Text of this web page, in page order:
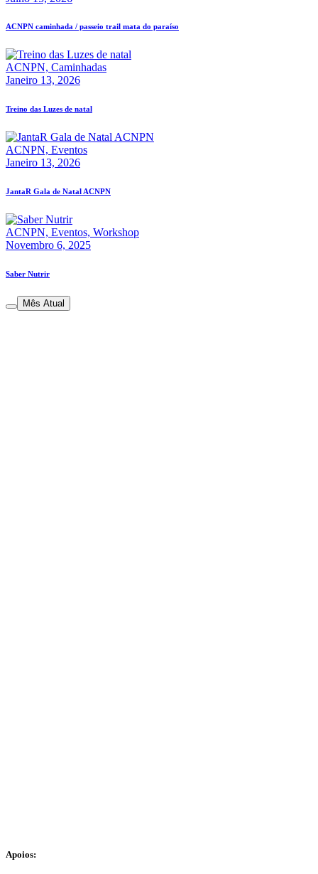
ACNPN caminhada / passeio trail mata do paraíso
ACNPN, Caminhadas
Janeiro 13, 2026
Treino das Luzes de natal
ACNPN, Eventos
Janeiro 13, 2026
JantaR Gala de Natal ACNPN
ACNPN, Eventos, Workshop
Novembro 6, 2025
Saber Nutrir
Mês Atual
Apoios: